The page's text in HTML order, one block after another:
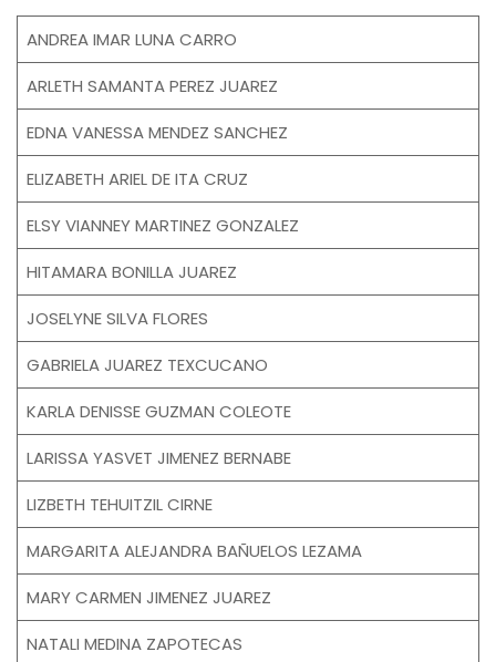
ANDREA IMAR LUNA CARRO
ARLETH SAMANTA PEREZ JUAREZ
EDNA VANESSA MENDEZ SANCHEZ
ELIZABETH ARIEL DE ITA CRUZ
ELSY VIANNEY MARTINEZ GONZALEZ
HITAMARA BONILLA JUAREZ
JOSELYNE SILVA FLORES
GABRIELA JUAREZ TEXCUCANO
KARLA DENISSE GUZMAN COLEOTE
LARISSA YASVET JIMENEZ BERNABE
LIZBETH TEHUITZIL CIRNE
MARGARITA ALEJANDRA BAÑUELOS LEZAMA
MARY CARMEN JIMENEZ JUAREZ
NATALI MEDINA ZAPOTECAS